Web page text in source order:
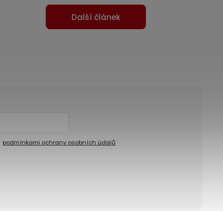
Další článek
podmínkami ochrany osobních údajů